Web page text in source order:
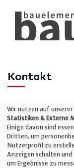
Kontakt
Telefon: +49 (0)711
E-Mail:
Wir nutzen auf
Statistiken & Externe
Einige davon sind
Dritten, um
Nutzerprofil zu
Anzeigen schalten
um Ergebnisse zu